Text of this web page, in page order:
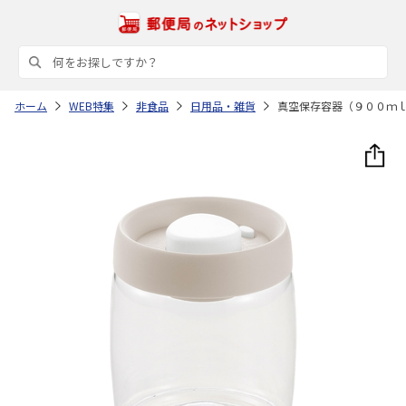
ホーム WEB特集 非食品 日用品・雑貨 真空保存容器（９００